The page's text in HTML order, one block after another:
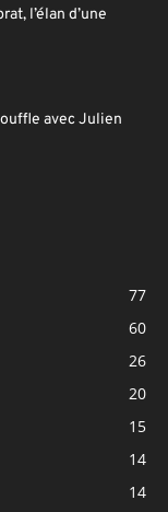
l’élan d’une
avec Julien
77
60
26
20
15
14
14